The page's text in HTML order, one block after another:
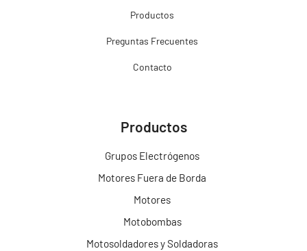
Productos
Preguntas Frecuentes
Contacto
Productos
Grupos Electrógenos
Motores Fuera de Borda
Motores
Motobombas
Motosoldadores y Soldadoras